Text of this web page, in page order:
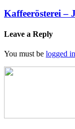
Kaffeerösterei –
Leave a Reply
You must be logged in